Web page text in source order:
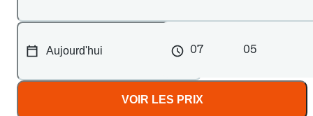
07 05
VOIR LES PRIX